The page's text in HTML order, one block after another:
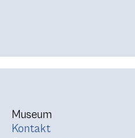
Museum
Kontakt